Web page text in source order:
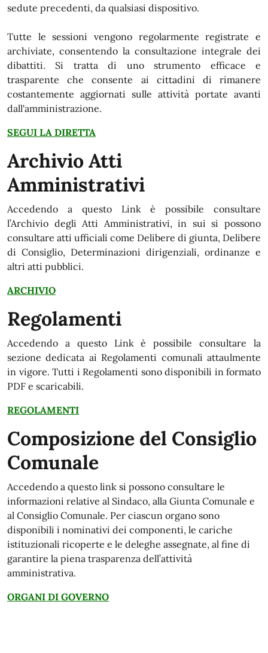
sedute precedenti, da qualsiasi dispositivo.
Tutte le sessioni vengono regolarmente registrate e
archiviate, consentendo la consultazione integrale dei
dibattiti. Si tratta di uno strumento efficace e
trasparente che consente ai cittadini di rimanere
costantemente aggiornati sulle attività portate avanti
dall'amministrazione.
SEGUI LA DIRETTA
Archivio Atti
Amministrativi
Accedendo a questo Link è possibile consultare
l’Archivio degli Atti Amministrativi, in sui si possono
consultare atti ufficiali come Delibere di giunta, Delibere
di Consiglio, Determinazioni dirigenziali, ordinanze e
altri atti pubblici.
ARCHIVIO
Regolamenti
Accedendo a questo Link è possibile consultare la
sezione dedicata ai Regolamenti comunali attaulmente
in vigore. Tutti i Regolamenti sono disponibili in formato
PDF e scaricabili.
REGOLAMENTI
Composizione del Consiglio
Comunale
Accedendo a questo link si possono consultare le
informazioni relative al Sindaco, alla Giunta Comunale e
al Consiglio Comunale. Per ciascun organo sono
disponibili i nominativi dei componenti, le cariche
istituzionali ricoperte e le deleghe assegnate, al fine di
garantire la piena trasparenza dell’attività
amministrativa.
ORGANI DI GOVERNO